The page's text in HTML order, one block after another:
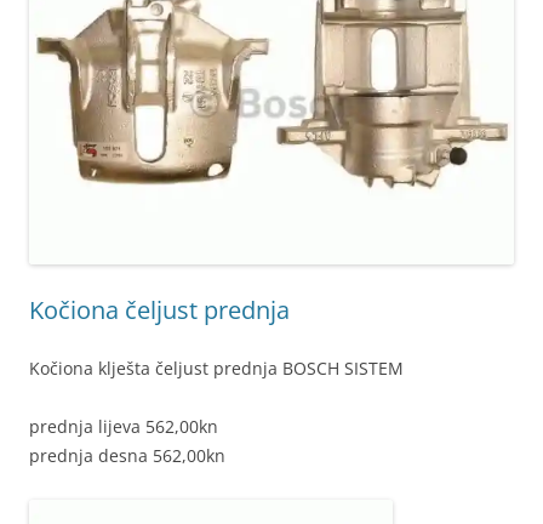
Kočiona čeljust prednja
Kočiona klješta čeljust prednja BOSCH SISTEM
prednja lijeva 562,00kn
prednja desna 562,00kn